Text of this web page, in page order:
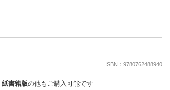
ISBN：9780762488940
紙書籍版の他もご購入可能です